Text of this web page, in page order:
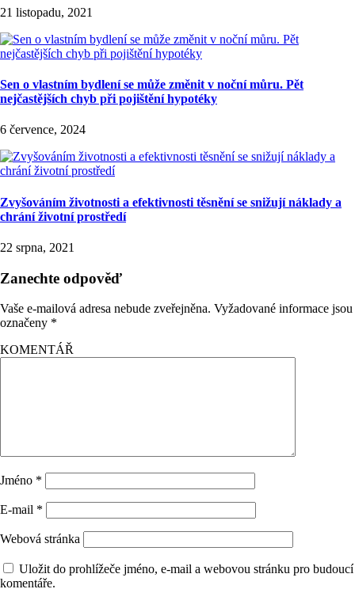
21 listopadu, 2021
Sen o vlastním bydlení se může změnit v noční můru. Pět
nejčastějších chyb při pojištění hypotéky
6 července, 2024
Zvyšováním životnosti a efektivnosti těsnění se snižují náklady a
chrání životní prostředí
22 srpna, 2021
Zanechte odpověď
Vaše e-mailová adresa nebude zveřejněna. Vyžadované informace jsou
označeny *
KOMENTÁŘ
Jméno *
E-mail *
Webová stránka
Uložit do prohlížeče jméno, e-mail a webovou stránku pro budoucí
komentáře.